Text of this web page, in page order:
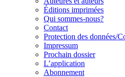
Éditions imprimées
Qui sommes-nous?
Contact
Protection des données/
Impressum
Prochain dossier
L’application
Abonnement